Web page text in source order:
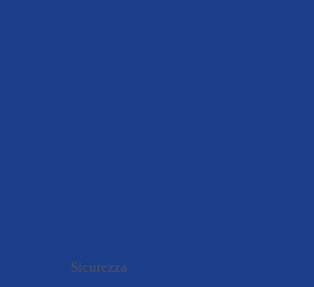
Sicurezza